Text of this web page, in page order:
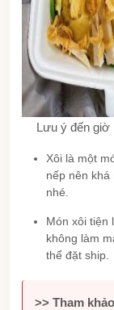
Lưu ý đến giờ
Xôi là một
nếp nên
nhé.
Món xôi tiện
không làm
thể đặt ship.
>> Tham